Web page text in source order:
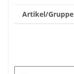
Artikel/Gruppe